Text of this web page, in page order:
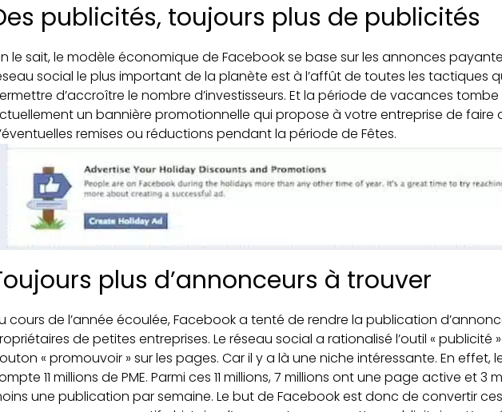
publicités, toujours plus de publicités
le sait, le modèle économique de Facebook se base sur les annonces
social le plus important de la planète est à l’affût de toutes les tactiques
d’accroître le nombre d’investisseurs. Et la période de vacances
un bannière promotionnelle qui propose à votre entreprise de faire
remises ou réductions pendant la période de Fêtes.
plus d’annonceurs à trouver
cours de l’année écoulée, Facebook a tenté de rendre la publication
de petites entreprises. Le réseau social a rationalisé l’outil « publicité
« promouvoir » sur les pages. Car il y a là une niche intéressante. En effet,
11 millions de PME. Parmi ces 11 millions, 7 millions ont une page active et 3
une publication par semaine. Le but de Facebook est donc de convertir